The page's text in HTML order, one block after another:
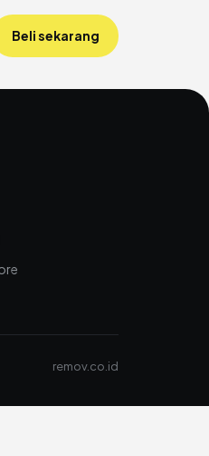
Beli sekarang
remov.co.id